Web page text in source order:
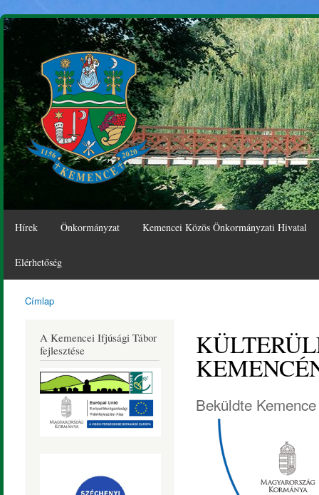
Hírek Önkormányzat Kemencei Közös Önkormányzati Hivatal
Elérhetőség
Kemence
Község
Honlapja
Címlap
A Kemencei Ifjúsági Tábor
fejlesztése
Beküldte